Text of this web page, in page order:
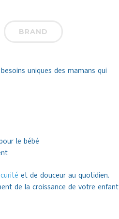
BRAND
uniques des mamans qui
le bébé
et de douceur au quotidien.
de la croissance de votre enfant